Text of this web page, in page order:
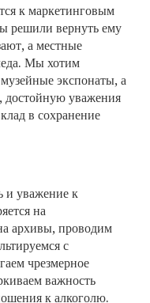
к маркетинговым
решили вернуть ему
а местные
Мы хотим
экспонаты, а
достойную уважения
в сохранение
и уважение к
на
архивы, проводим
с
чрезмерное
важность
к алкоголю.